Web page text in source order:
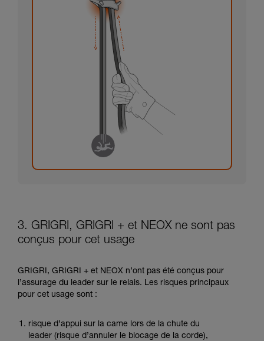
3. GRIGRI, GRIGRI + et NEOX ne sont pas
conçus pour cet usage
GRIGRI, GRIGRI + et NEOX n’ont pas été conçus pour
l’assurage du leader sur le relais. Les risques principaux
pour cet usage sont :
risque d’appui sur la came lors de la chute du
leader (risque d’annuler le blocage de la corde),